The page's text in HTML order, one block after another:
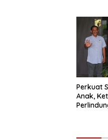
Perkuat
Anak,